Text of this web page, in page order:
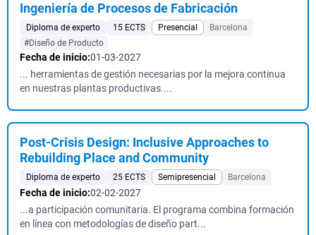
Ingeniería de Procesos de Fabricación
Diploma de experto 15 ECTS Presencial
Barcelona
#Diseño de Producto
Fecha de inicio:01-03-2027
... herramientas de gestión necesarias por la mejora continua
en nuestras plantas productivas....
Post-Crisis Design: Inclusive Approaches to
Rebuilding Place and Community
Diploma de experto 25 ECTS Semipresencial Barcelona
Fecha de inicio:02-02-2027
...a participación comunitaria. El programa combina formación
en línea con metodologías de diseño part...